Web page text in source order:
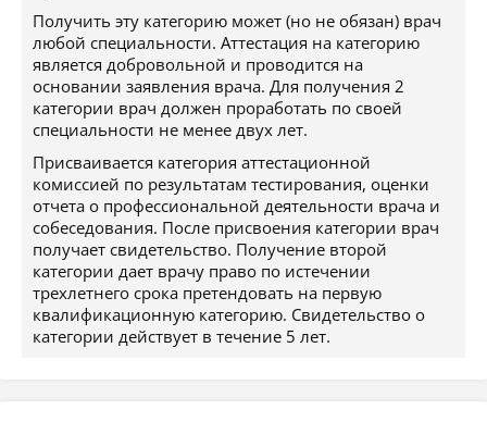
Получить эту категорию может (но не обязан) врач
любой специальности. Аттестация на категорию
является добровольной и проводится на
основании заявления врача. Для получения 2
категории врач должен проработать по своей
специальности не менее двух лет.
Присваивается категория аттестационной
комиссией по результатам тестирования, оценки
отчета о профессиональной деятельности врача и
собеседования. После присвоения категории врач
получает свидетельство. Получение второй
категории дает врачу право по истечении
трехлетнего срока претендовать на первую
квалификационную категорию. Свидетельство о
категории действует в течение 5 лет.